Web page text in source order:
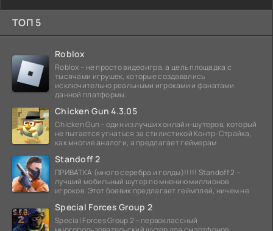
ТОП 5
Roblox
Roblox – не просто видеоигра, а цель площадка с
тысячами игрушек, которые создавались
исключительно реальными игроками и фанатами
данной платформы.
Chicken Gun 4.3.05
Chicken Gun – один из лучших онлайн-шутеров, который
не пытается угнаться за стилистикой Контр-Страйка,
как многие аналоги, а предлагает геймерам
Standoff 2
ПРИВАТКА (много серебра и голды)!!!!! Standoff 2 –
лучший мобильный шутер по мнению миллионов
игроков. Этот боевик предлагает геймплей, ничем не
Special Forces Group 2
Special Forces Group 2 – первоклассный